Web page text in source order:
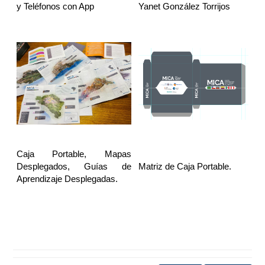
y Teléfonos con App
Yanet González Torrijos
Caja Portable, Mapas
Desplegados, Guías de
Aprendizaje Desplegadas.
Matriz de Caja Portable.